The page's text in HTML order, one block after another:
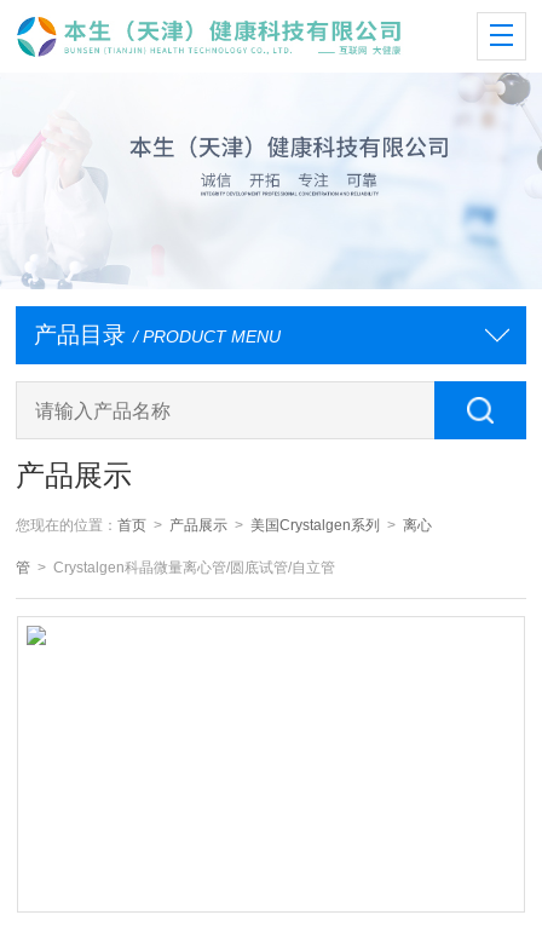
产品目录 / PRODUCT MENU
产品展示
您现在的位置：首页 > 产品展示 >美国Crystalgen系列 >离心
管 > Crystalgen科晶微量离心管/圆底试管/自立管